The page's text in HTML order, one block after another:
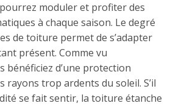
moduler et profiter des
à chaque saison. Le degré
de toiture permet de s’adapter
présent. Comme vu
bénéficiez d’une protection
rayons trop ardents du soleil. S’il
se fait sentir, la toiture étanche